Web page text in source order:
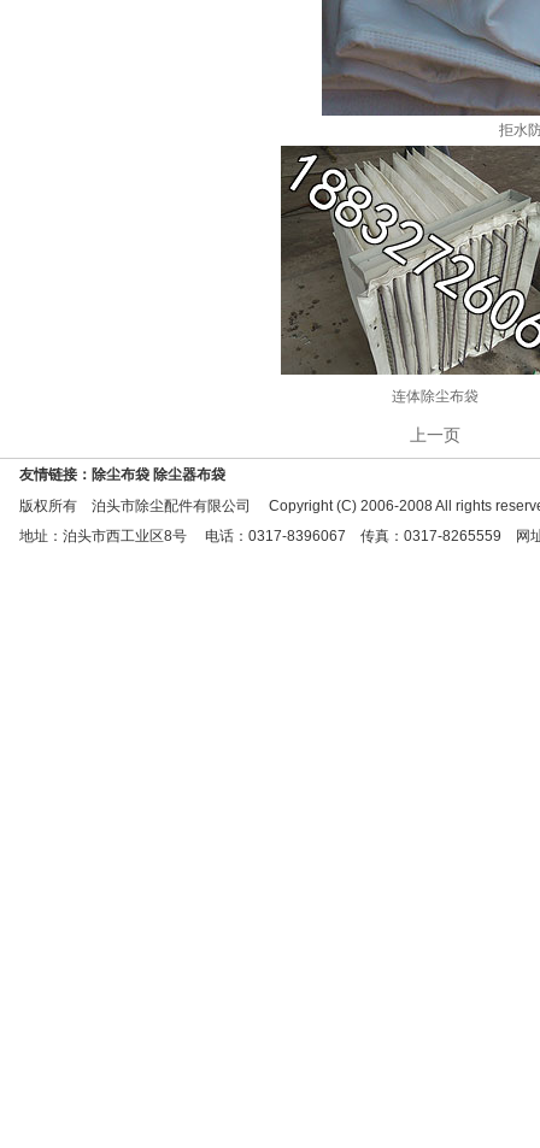
拒水
连体除尘布袋
上一页
友情链接：除尘布袋 除尘器布袋
版权所有 泊头市除尘配件有限公司 Copyright (C) 2006-2008 All rights
地址：泊头市西工业区8号 电话：0317-8396067 传真：0317-8265559 网